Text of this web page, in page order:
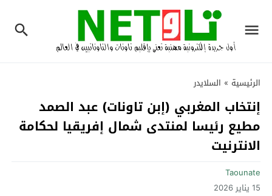
الرئيسية » السلايدر
إنتخاب المغربي (إبن تاونات) عبد الصمد
مطيع رئيسا لمنتدى شمال إفريقيا لحكامة
الانترنيت
Taounate
15 يناير 2026